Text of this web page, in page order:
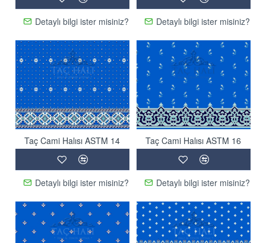
Detaylı bilgi ister misiniz? Detaylı bilgi ister misiniz?
Taç Cami Halısı ASTM 14
Detaylı bilgi ister misiniz?
Taç Cami Halısı ASTM 16
Detaylı bilgi ister misiniz?